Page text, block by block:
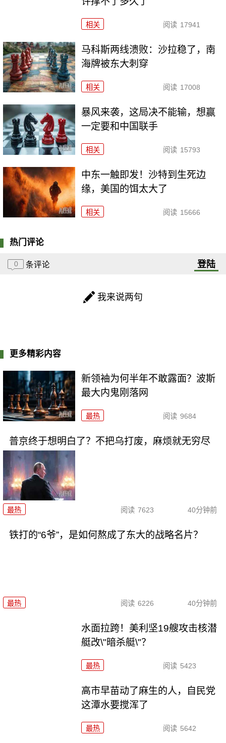
相关 阅读 17941
马科斯两线溃败：沙拉稳了，南
海牌被东大刺穿
相关 阅读 17008
暴风来袭，这局决不能输，想赢
一定要和中国联手
相关 阅读 15793
中东一触即发！沙特到生死边
缘，美国的饵太大了
相关 阅读 15666
热门评论
0 条评论 登陆
我来说两句
更多精彩内容
新领袖为何半年不敢露面？波斯
最大内鬼刚落网
最热 阅读 9684
普京终于想明白了？不把乌打废，麻烦就无穷尽
最热 阅读 7623 40分钟前
铁打的“6爷”，是如何熬成了东大的战略名片？
最热 阅读 6226 40分钟前
水面拉跨！美利坚19艘攻击核潜
艇改\"暗杀艇\"？
最热 阅读 5423
高市早苗动了麻生的人，自民党
这潭水要搅浑了
最热 阅读 5642